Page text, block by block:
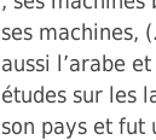
ses machines,
aussi l’arabe
études sur les
son pays et fut